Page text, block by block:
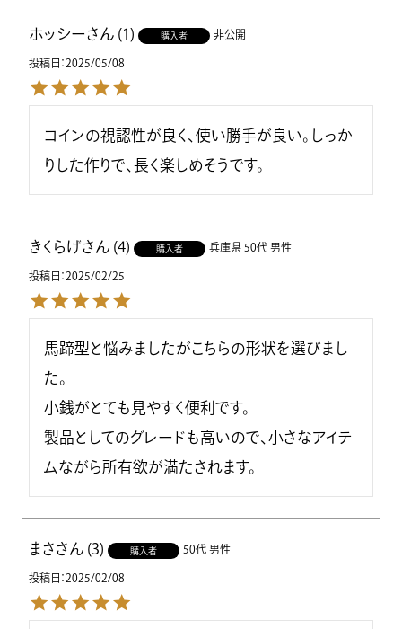
ホッシー 1 購入者 非公開
投稿日 2025/05/08
コインの視認性が良く、使い勝手が良い。しっか
りした作りで、長く楽しめそうです。
きくらげ 4 購入者 兵庫県 50代 男性
投稿日 2025/02/25
馬蹄型と悩みましたがこちらの形状を選びまし
た。
小銭がとても見やすく便利です。
製品としてのグレードも高いので、小さなアイテ
ムながら所有欲が満たされます。
まさ 3 購入者 50代 男性
投稿日 2025/02/08